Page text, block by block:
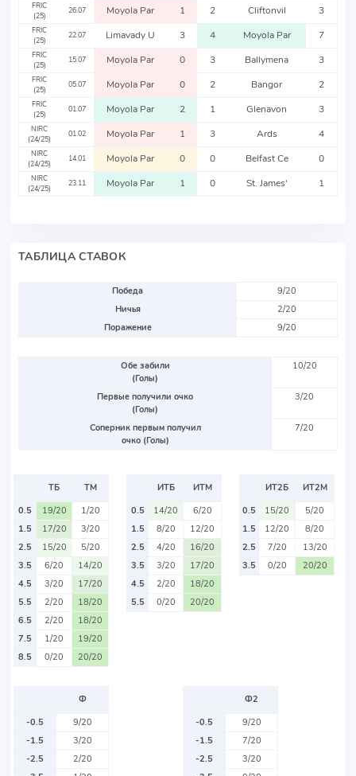
FRIC
(25)
26.07 Moyola Par 1 2 Cliftonvil 3
FRIC
(25)
22.07 Limavady U 3 4 Moyola Par 7
FRIC
(25)
15.07 Moyola Par 0 3 Ballymena 3
FRIC
(25)
05.07 Moyola Par 0 2 Bangor 2
FRIC
(25)
01.07 Moyola Par 2 1 Glenavon 3
NIRC
(24/25)
01.02 Moyola Par 1 3 Ards 4
NIRC
(24/25)
14.01 Moyola Par 0 0 Belfast Ce 0
NIRC
(24/25)
23.11 Moyola Par 1 0 St. James' 1
ТАБЛИЦА СТАВОК
Победа
9/20
Ничья
2/20
Поражение
9/20
Обе забили
(Голы)
10/20
Первые получили очко
(Голы)
3/20
Соперник первым получил
очко (Голы)
7/20
ТБ
ТМ
0.5
19/20
1/20
1.5
17/20
3/20
2.5
15/20
5/20
3.5
6/20
14/20
4.5
3/20
17/20
5.5
2/20
18/20
6.5
2/20
18/20
7.5
1/20
19/20
8.5
0/20 20/20
ИТБ
ИТМ
0.5
14/20
6/20
1.5
8/20
12/20
2.5
4/20
16/20
3.5
3/20
17/20
4.5
2/20
18/20
5.5
0/20 20/20
ИТ2Б
ИТ2М
0.5
15/20
5/20
1.5
12/20
8/20
2.5
7/20
13/20
3.5
0/20 20/20
Ф
-0.5
9/20
-1.5
3/20
-2.5
2/20
Ф2
-0.5
9/20
-1.5
7/20
-2.5
3/20